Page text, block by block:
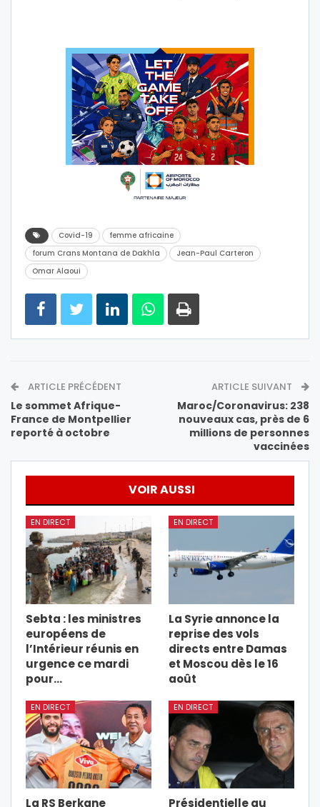
Covid-19
femme africaine
forum Crans Montana de Dakhla
Jean-Paul Carteron
Omar Alaoui
ARTICLE PRÉCÉDENT
Le sommet Afrique-
France de Montpellier
reporté à octobre
ARTICLE SUIVANT
Maroc/Coronavirus: 238
nouveaux cas, près de 6
millions de personnes
vaccinées
VOIR AUSSI
EN DIRECT
Sebta : les ministres
européens de
l’Intérieur réunis en
urgence ce mardi
pour…
EN DIRECT
La Syrie annonce la
reprise des vols
directs entre Damas
et Moscou dès le 16
août
EN DIRECT
La RS Berkane
EN DIRECT
Présidentielle au